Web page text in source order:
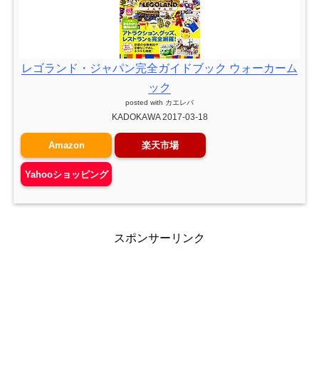
レゴランド・ジャパン完全ガイドブック ウォーカーム
ック
posted with カエレバ
KADOKAWA 2017-03-18
Amazon 楽天市場
Yahooショッピング
スポンサーリンク